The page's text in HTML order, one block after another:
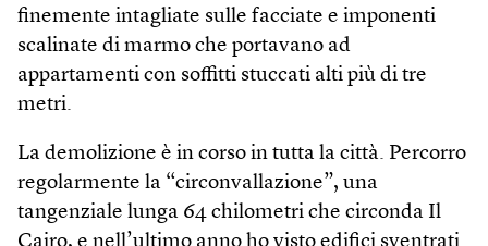
finemente intagliate sulle facciate e imponenti
scalinate di marmo che portavano ad
appartamenti con soffitti stuccati alti più di tre
metri.
La demolizione è in corso in tutta la città. Percorro
regolarmente la “circonvallazione”, una
tangenziale lunga 64 chilometri che circonda Il
Cairo, e nell’ultimo anno ho visto edifici sventrati